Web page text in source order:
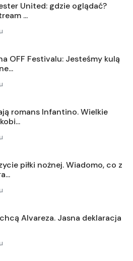
United: gdzie oglądać?
...
na OFF Festivalu: Jesteśmy kulą
romans Infantino. Wielkie
piłki nożnej. Wiadomo, co z
Alvareza. Jasna deklaracja